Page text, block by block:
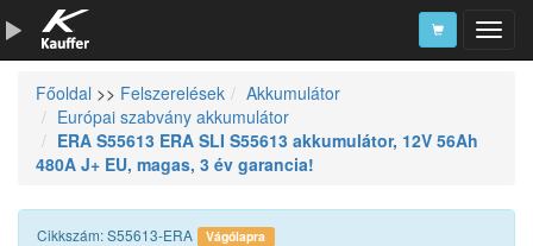
Szerszámkatalógus
Kosár
Főoldal >> Felszerelések
Akkumulátor
Európai szabvány akkumulátor
ERA S55613 ERA SLI S55613 akkumulátor, 12V 56Ah
480A J+ EU, magas, 3 év garancia!
Cikkszám: S55613-ERA Vágólapra